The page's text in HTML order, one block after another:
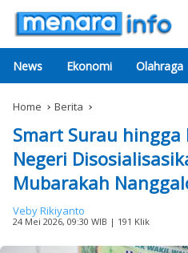
News Ekonomi Olahraga
Home Berita
Smart Surau hingga
Negeri
Mubarakah
Veby Rikiyanto
24 Mei 2026, 09:30 WIB | 191 Klik